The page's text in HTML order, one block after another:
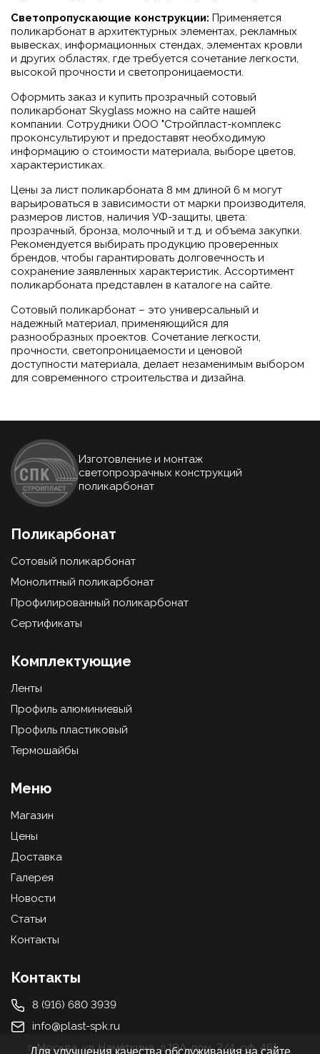
Светопропускающие конструкции: Применяется
поликарбонат в архитектурных элементах, рекламных
вывесках, информационных стендах, элементах кровли
и других областях, где требуется сочетание легкости,
высокой прочности и светопроницаемости.
Оформить заказ и купить прозрачный сотовый
поликарбонат Skyglass можно на сайте нашей
компании. Сотрудники ООО "Стройпласт-комплекс
проконсультируют и предоставят необходимую
информацию о стоимости материала, выборе цветов,
характеристиках.
Цены за лист поликарбоната 8 мм длиной 6 м могут
варьироваться в зависимости от марки производителя,
размеров листов, наличия УФ-защиты, цвета:
прозрачный, бронза, молочный и т.д. и объема закупки.
Рекомендуется выбирать продукцию проверенных
брендов, чтобы гарантировать долговечность и
сохранение заявленных характеристик. Ассортимент
поликарбоната представлен в каталоге на сайте.
Сотовый поликарбонат – это универсальный и
надежный материал, применяющийся для
разнообразных проектов. Сочетание легкости,
прочности, светопроницаемости и ценовой
доступности материала, делает незаменимым выбором
для современного строительства и дизайна.
Изготовление и монтаж
светопрозрачных конструкций
поликарбонат
Поликарбонат
Сотовый поликарбонат
Монолитный поликарбонат
Профилированный поликарбонат
Сертификаты
Комплектующие
Ленты
Профиль алюминиевый
Профиль пластиковый
Термошайбы
Меню
Магазин
Цены
Доставка
Галерея
Новости
Статьи
Контакты
Контакты
8 (916) 680 3939
info@plast-spk.ru
г. Москва, ул. Намёткина, д.10А, пом. 2/4, оф. 461
Для улучшения качества обслуживания на сайте